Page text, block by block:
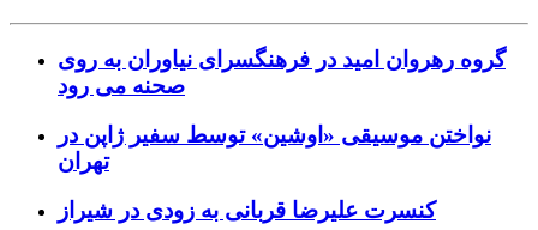
گروه رهروان امید در فرهنگسرای نیاوران به روی
صحنه می رود
نواختن موسیقی «اوشین» توسط سفیر ژاپن در
تهران
کنسرت علیرضا قربانی به زودی در شیراز